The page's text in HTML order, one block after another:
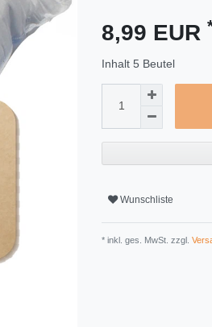
8,99 EUR
Inhalt 5 Beutel
Wunschliste
* inkl. ges. MwSt. zzgl.